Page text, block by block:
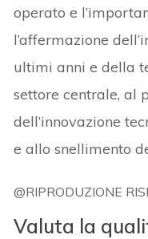
operato e
l’affermazione
ultimi anni e della
settore centrale, al
dell’innovazione
e allo snellimento
@RIPRODUZIONE
Valuta la